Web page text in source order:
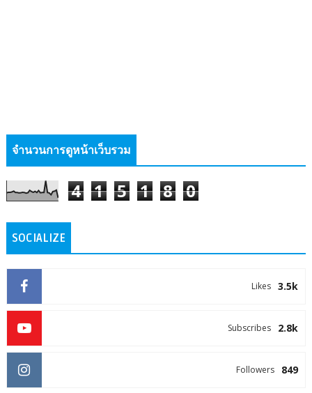
จำนวนการดูหน้าเว็บรวม
4 1 5 1 8 0
SOCIALIZE
3.5k
Likes
2.8k
Subscribes
849
Followers